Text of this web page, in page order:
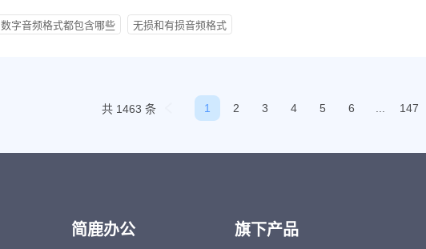
数字音频格式都包含哪些 无损和有损音频格式
共 1463 条 1 2 3 4 5 6 147
简鹿办公 旗下产品